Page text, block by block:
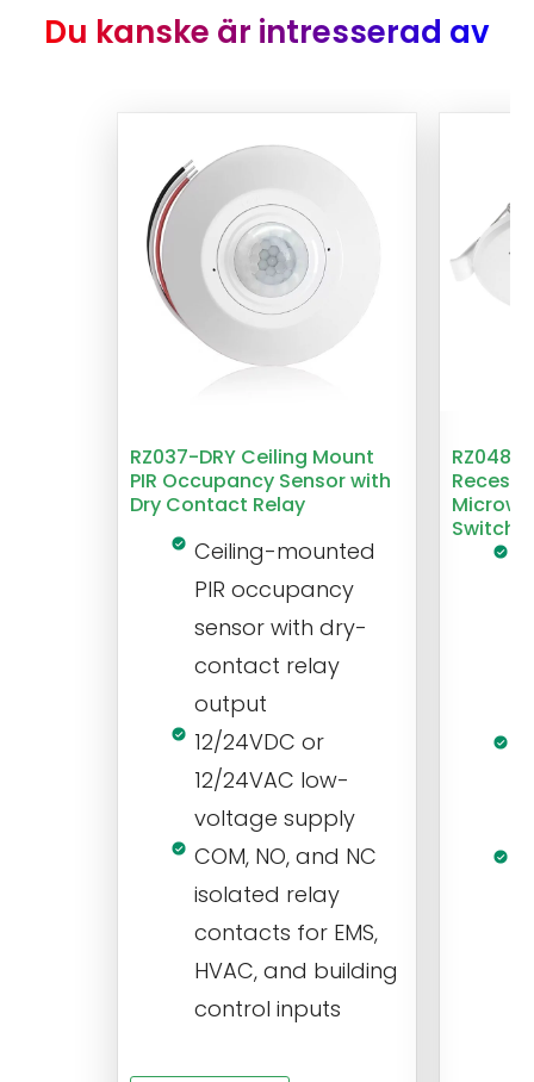
Du kanske är intresserad av
RZ037-DRY Ceiling Mount
PIR Occupancy Sensor with
Dry Contact Relay
Ceiling-mounted
PIR occupancy
sensor with dry-
contact relay
output
12/24VDC or
12/24VAC low-
voltage supply
COM, NO, and NC
isolated relay
contacts for EMS,
HVAC, and building
control inputs
RZ048
Switch